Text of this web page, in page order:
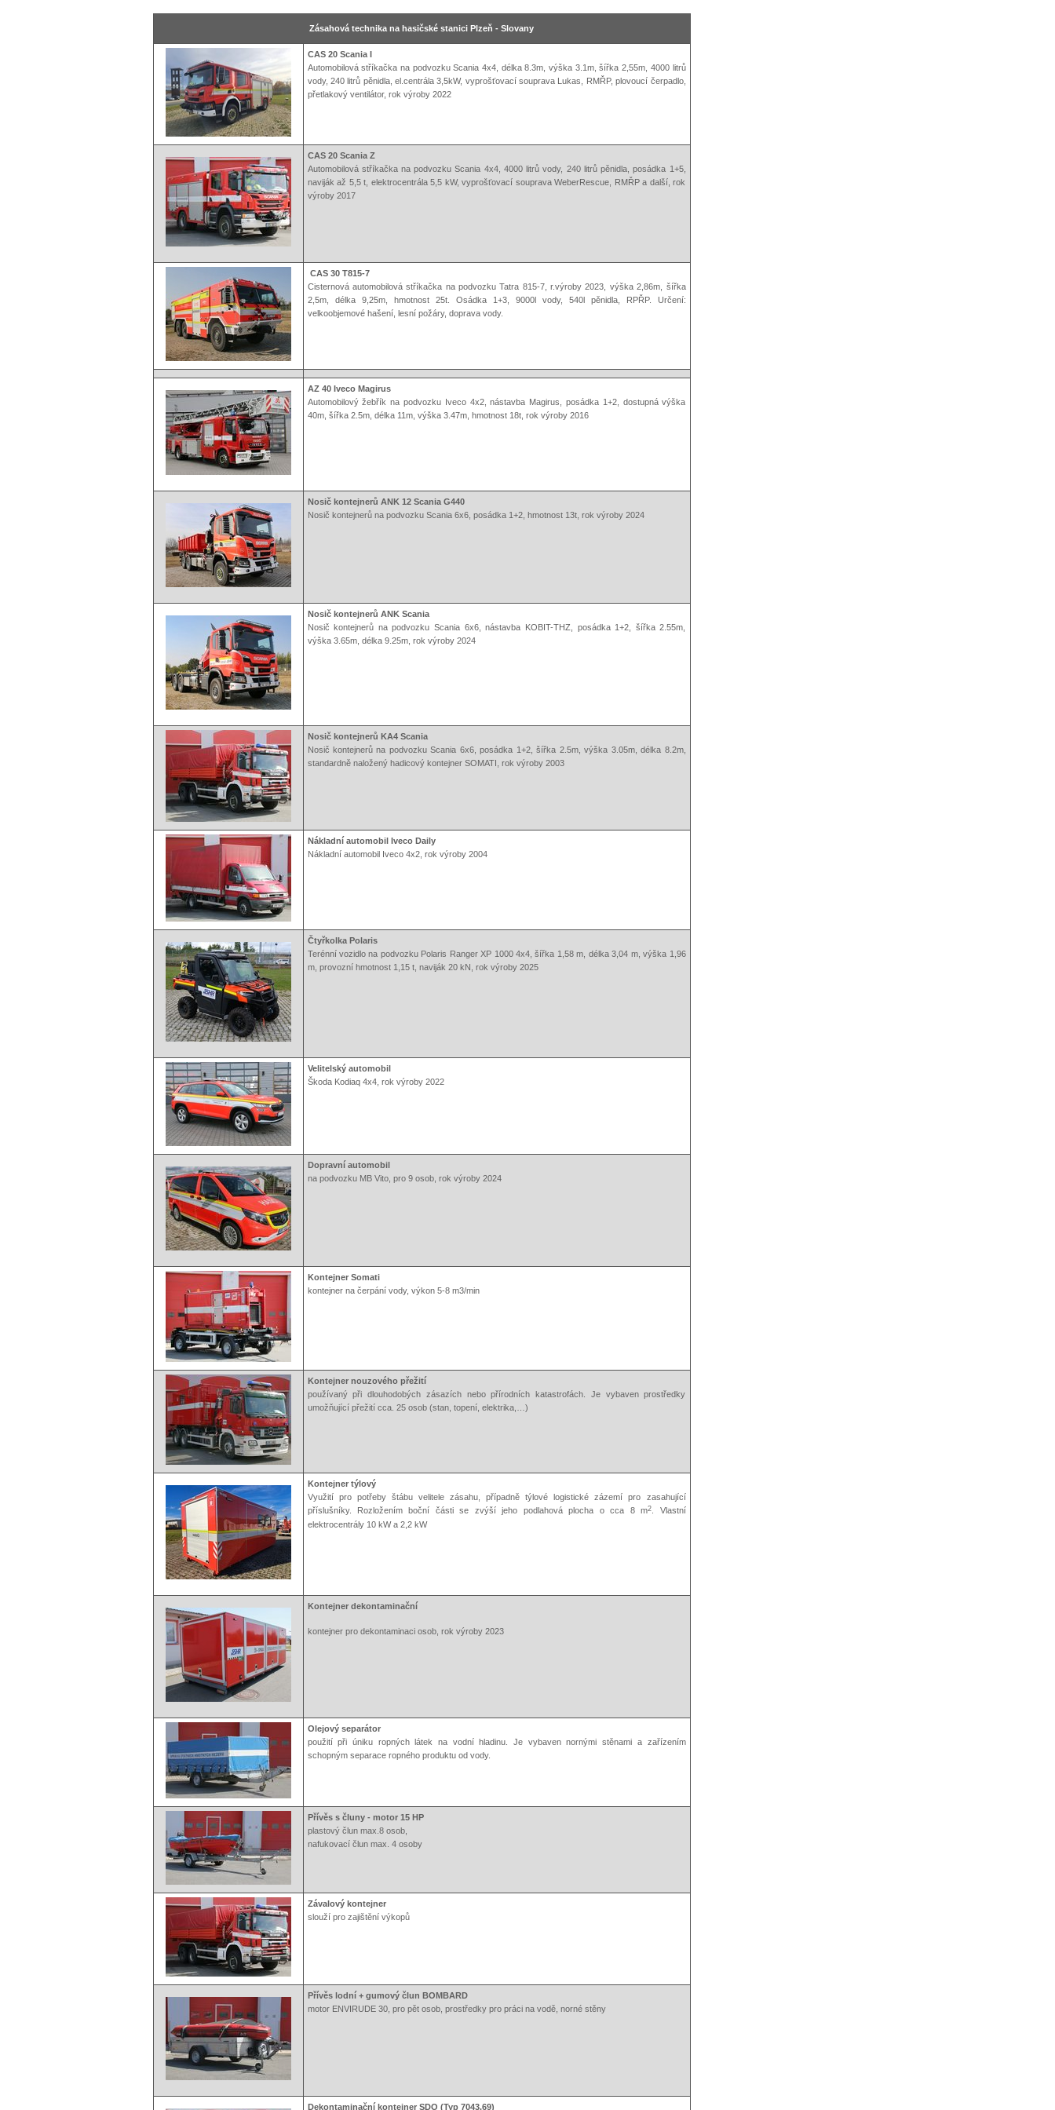
Zásahová technika na hasičské stanici Plzeň - Slovany
CAS 20 Scania I
Automobilová stříkačka na podvozku Scania 4x4, délka 8.3m, výška 3.1m, šířka 2,55m, 4000 litrů
vody, 240 litrů pěnidla, el.centrála 3,5kW, vyprošťovací souprava Lukas, RMŘP, plovoucí čerpadlo,
přetlakový ventilátor, rok výroby 2022
CAS 20 Scania Z
Automobilová stříkačka na podvozku Scania 4x4, 4000 litrů vody, 240 litrů pěnidla, posádka 1+5,
naviják až 5,5 t, elektrocentrála 5,5 kW, vyprošťovací souprava WeberRescue, RMŘP a další, rok
výroby 2017
CAS 30 T815-7
Cisternová automobilová stříkačka na podvozku Tatra 815-7, r.výroby 2023, výška 2,86m, šířka
2,5m, délka 9,25m, hmotnost 25t. Osádka 1+3, 9000l vody, 540l pěnidla, RPŘP. Určení:
velkoobjemové hašení, lesní požáry, doprava vody.
AZ 40 Iveco Magirus
Automobilový žebřík na podvozku Iveco 4x2, nástavba Magirus, posádka 1+2, dostupná výška
40m, šířka 2.5m, délka 11m, výška 3.47m, hmotnost 18t, rok výroby 2016
Nosič kontejnerů ANK 12 Scania G440
Nosič kontejnerů na podvozku Scania 6x6, posádka 1+2, hmotnost 13t, rok výroby 2024
Nosič kontejnerů ANK Scania
Nosič kontejnerů na podvozku Scania 6x6, nástavba KOBIT-THZ, posádka 1+2, šířka 2.55m,
výška 3.65m, délka 9.25m, rok výroby 2024
Nosič kontejnerů KA4 Scania
Nosič kontejnerů na podvozku Scania 6x6, posádka 1+2, šířka 2.5m, výška 3.05m, délka 8.2m,
standardně naložený hadicový kontejner SOMATI, rok výroby 2003
Nákladní automobil Iveco Daily
Nákladní automobil Iveco 4x2, rok výroby 2004
Čtyřkolka Polaris
Terénní vozidlo na podvozku Polaris Ranger XP 1000 4x4, šířka 1,58 m, délka 3,04 m, výška 1,96
m, provozní hmotnost 1,15 t, naviják 20 kN, rok výroby 2025
Velitelský automobil
Škoda Kodiaq 4x4, rok výroby 2022
Dopravní automobil
na podvozku MB Vito, pro 9 osob, rok výroby 2024
Kontejner Somati
kontejner na čerpání vody, výkon 5-8 m3/min
Kontejner nouzového přežití
používaný při dlouhodobých zásazích nebo přírodních katastrofách. Je vybaven prostředky
umožňující přežití cca. 25 osob (stan, topení, elektrika,…)
Kontejner týlový
Využití pro potřeby štábu velitele zásahu, případně týlové logistické zázemí pro zasahující
příslušníky. Rozložením boční části se zvýší jeho podlahová plocha o cca 8 m2
. Vlastní
elektrocentrály 10 kW a 2,2 kW
Kontejner dekontaminační
kontejner pro dekontaminaci osob, rok výroby 2023
Olejový separátor
použití při úniku ropných látek na vodní hladinu. Je vybaven nornými stěnami a zařízením
schopným separace ropného produktu od vody.
Přívěs s čluny - motor 15 HP
plastový člun max.8 osob,
nafukovací člun max. 4 osoby
Závalový kontejner
slouží pro zajištění výkopů
Přívěs lodní + gumový člun BOMBARD
motor ENVIRUDE 30, pro pět osob, prostředky pro práci na vodě, norné stěny
Dekontaminační kontejner SDO (Typ 7043.69)